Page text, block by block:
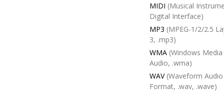
MIDI (Musical
Digital Interface)
MP3 (MPEG-1/2/2.5
3, .mp3)
WMA (Windows Media
Audio, .wma)
WAV (Waveform
Format, .wav, .wave)